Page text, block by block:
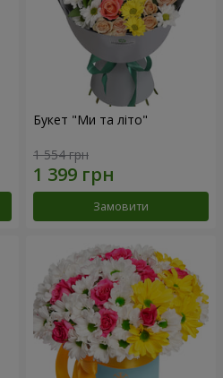
Букет "Ми та літо"
1 554 грн
Замовити